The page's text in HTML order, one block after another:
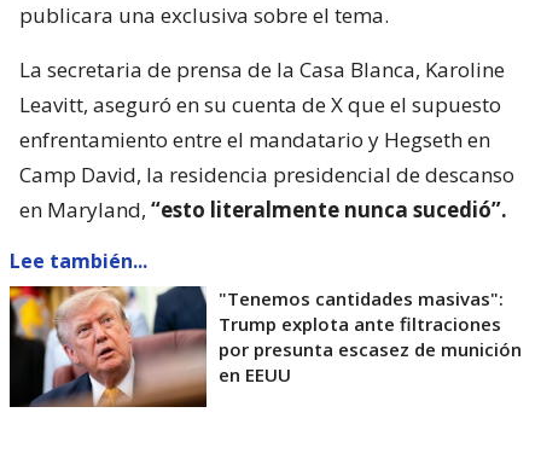
publicara una exclusiva sobre el tema.
La secretaria de prensa de la Casa Blanca, Karoline
Leavitt, aseguró en su cuenta de X que el supuesto
enfrentamiento entre el mandatario y Hegseth en
Camp David, la residencia presidencial de descanso
en Maryland, “esto literalmente nunca sucedió”.
Lee también...
"Tenemos cantidades masivas":
Trump explota ante filtraciones
por presunta escasez de munición
en EEUU